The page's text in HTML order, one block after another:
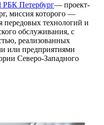
РБК Петербург— проект-
миссия которого —
передовых технологий и
обслуживания, с
реализованных
или предприятиями
Северо-Западного